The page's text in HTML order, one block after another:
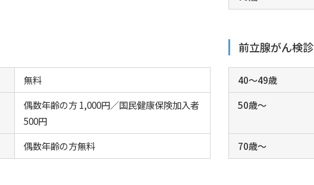
無料
偶数年齢の方 1,000円／国民健康保険加入者
500円
偶数年齢の方無料
前立腺がん検診
40～49歳
50歳～
70歳～